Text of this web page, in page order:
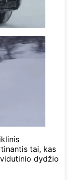
tai, kas
dydžio